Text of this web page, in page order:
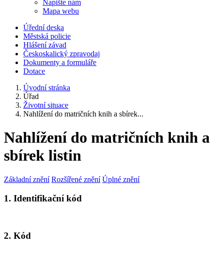
Napište nám
Mapa webu
Úřední deska
Městská policie
Hlášení závad
Českoskalický zpravodaj
Dokumenty a formuláře
Dotace
Úvodní stránka
Úřad
Životní situace
Nahlížení do matričních knih a sbírek...
Nahlížení do matričních knih a
sbírek listin
Základní znění Rozšířené znění Úplné znění
1. Identifikační kód
2. Kód